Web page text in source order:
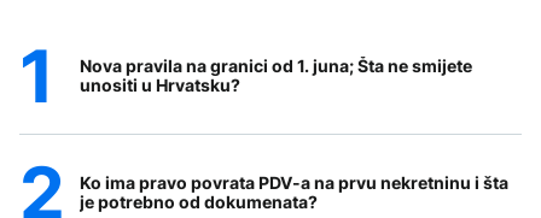
Nova pravila na granici od 1. juna; Šta ne smijete
unositi u Hrvatsku?
Ko ima pravo povrata PDV-a na prvu nekretninu i šta
je potrebno od dokumenata?